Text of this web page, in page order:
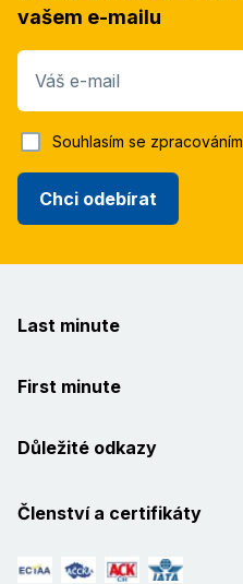
vašem e-mailu
Váš e-mail
Chci odebírat
Souhlasím se zpracováním
Last minute
First minute
Důležité odkazy
Členství a certifikáty